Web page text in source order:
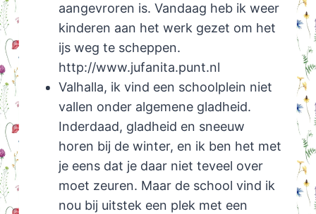
aangevroren is. Vandaag heb ik weer
kinderen aan het werk gezet om het
ijs weg te scheppen.
http://www.jufanita.punt.nl
Valhalla, ik vind een schoolplein niet
vallen onder algemene gladheid.
Inderdaad, gladheid en sneeuw
horen bij de winter, en ik ben het met
je eens dat je daar niet teveel over
moet zeuren. Maar de school vind ik
nou bij uitstek een plek met een